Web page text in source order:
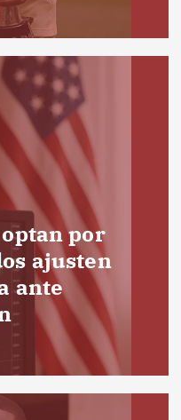
por
ajusten
ante